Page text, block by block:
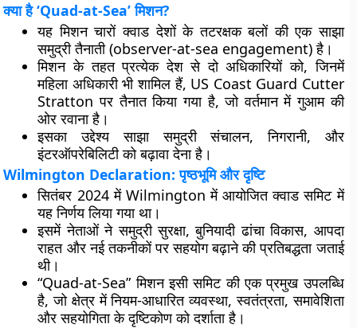
क्या है ‘Quad-at-Sea’ मिशन?
यह मिशन चारों क्वाड देशों के तटरक्षक बलों की एकसाझा
समुद्री तैनाती (observer-at-sea engagement)है।
मिशन के तहत प्रत्येक देश से दो अधिकारियों को, जिनमें
महिला अधिकारी भी शामिल हैं, US Coast Guard Cutter
Stratton पर तैनात किया गया है, जो वर्तमान मेंगुआमकी
ओर रवाना है।
इसका उद्देश्यसाझा समुद्री संचालन, निगरानी, और
इंटरऑपरेबिलिटीको बढ़ावा देना है।
Wilmington Declaration: पृष्ठभूमि और दृष्टि
सितंबर 2024 में Wilmington में आयोजित क्वाड समिटमें
यह निर्णय लिया गया था।
इसमें नेताओं नेसमुद्री सुरक्षा, बुनियादी ढांचा विकास, आपदा
राहत और नई तकनीकोंपर सहयोग बढ़ाने की प्रतिबद्धता जताई
थी।
“Quad-at-Sea” मिशन इसी समिट की एक प्रमुख उपलब्धि
है, जो क्षेत्र मेंनियम-आधारित व्यवस्था, स्वतंत्रता, समावेशिता
और सहयोगिताके दृष्टिकोण को दर्शाता है।